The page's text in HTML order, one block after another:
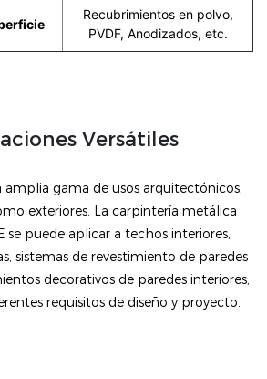
Recubrimientos en polvo,
PVDF, Anodizados, etc.
Versátiles
amplia gama de usos arquitectónicos,
exteriores. La carpintería metálica
se puede aplicar a techos interiores,
sistemas de revestimiento de paredes
decorativos de paredes interiores,
requisitos de diseño y proyecto.